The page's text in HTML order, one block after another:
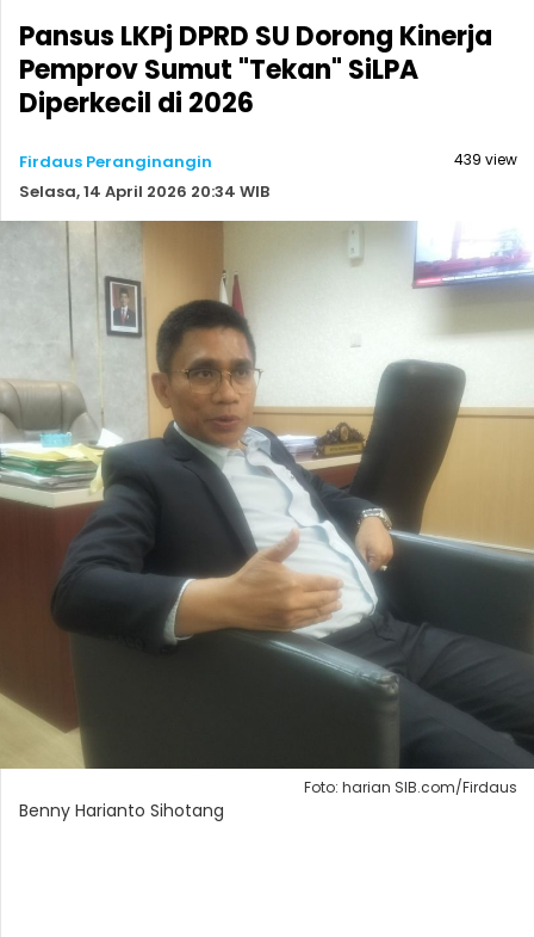
Pansus LKPj DPRD SU Dorong Kinerja
Pemprov Sumut "Tekan" SiLPA
Diperkecil di 2026
Firdaus Peranginangin
Selasa, 14 April 2026 20:34 WIB
439 view
Foto: harian SIB.com/Firdaus
Benny Harianto Sihotang